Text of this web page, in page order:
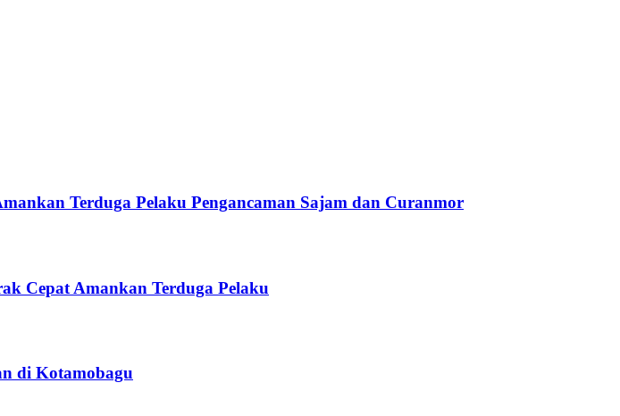
Terduga Pelaku Pengancaman Sajam dan Curanmor
Cepat Amankan Terduga Pelaku
di Kotamobagu